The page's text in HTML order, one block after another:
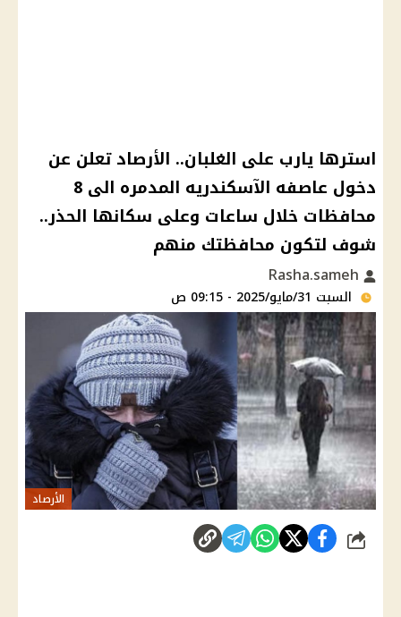
استرها يارب على الغلبان.. الأرصاد تعلن عن
دخول عاصفه الآسكندريه المدمره الى 8
محافظات خلال ساعات وعلى سكانها الحذر..
شوف لتكون محافظتك منهم
السبت 31/مايو/2025 - 09:15 ص
الأرصاد
شارك